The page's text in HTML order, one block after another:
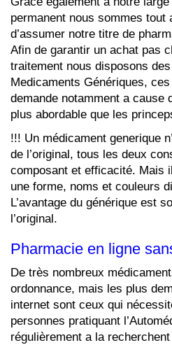
permanent nous sommes tout
d’assumer notre titre de
Afin de garantir un achat pas
traitement nous disposons
Medicaments Génériques,
demande notamment a cause
plus abordable que les
!!! Un médicament generique
de l’original, tous les deux
composant et efficacité. Mais
une forme, noms et couleurs
L’avantage du générique est
l’original.
Pharmacie en ligne
De très nombreux
ordonnance, mais les plus
internet sont ceux qui
personnes pratiquant
régulièrement a la recherchent